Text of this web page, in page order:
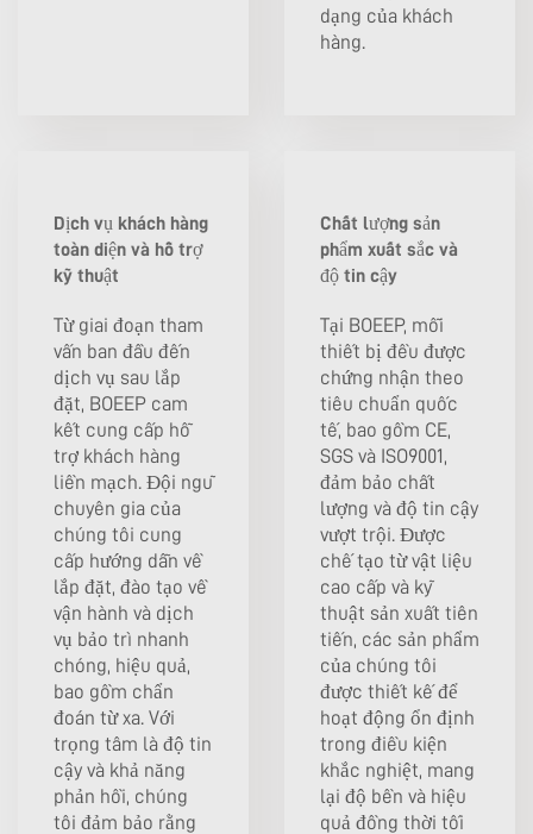
dạng của khách
hàng.
Dịch vụ khách hàng
toàn diện và hỗ trợ
kỹ thuật
Từ giai đoạn tham
vấn ban đầu đến
dịch vụ sau lắp
đặt, BOEEP cam
kết cung cấp hỗ
trợ khách hàng
liền mạch. Đội ngũ
chuyên gia của
chúng tôi cung
cấp hướng dẫn về
lắp đặt, đào tạo về
vận hành và dịch
vụ bảo trì nhanh
chóng, hiệu quả,
bao gồm chẩn
đoán từ xa. Với
trọng tâm là độ tin
cậy và khả năng
phản hồi, chúng
tôi đảm bảo rằng
Chất lượng sản
phẩm xuất sắc và
độ tin cậy
Tại BOEEP, mỗi
thiết bị đều được
chứng nhận theo
tiêu chuẩn quốc
tế, bao gồm CE,
SGS và ISO9001,
đảm bảo chất
lượng và độ tin cậy
vượt trội. Được
chế tạo từ vật liệu
cao cấp và kỹ
thuật sản xuất tiên
tiến, các sản phẩm
của chúng tôi
được thiết kế để
hoạt động ổn định
trong điều kiện
khắc nghiệt, mang
lại độ bền và hiệu
quả đồng thời tối